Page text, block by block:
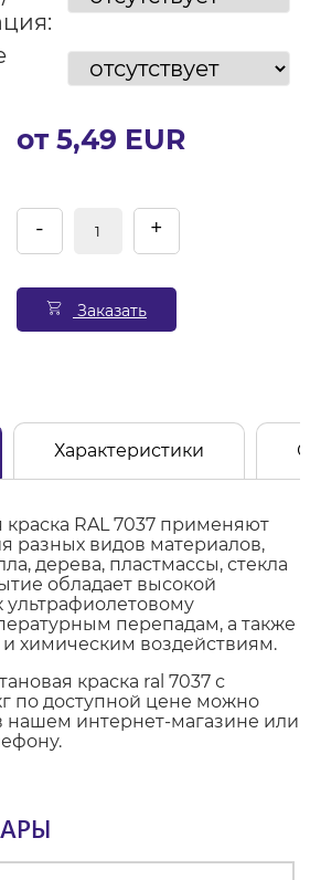
от 5,49 EUR
- +
Заказать
Характеристики
краска RAL 7037 применяют
разных видов материалов,
дерева, пластмассы, стекла
обладает высокой
ультрафиолетовому
перепадам, а также
химическим воздействиям.
краска ral 7037 с
по доступной цене можно
нашем интернет-магазине или